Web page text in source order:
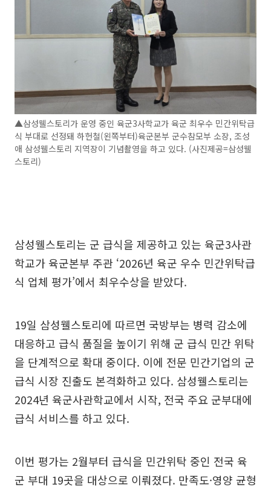
▲삼성웰스토리가 운영 중인 육군3사학교가 육군 최우수 민간위탁급
식 부대로 선정돼 하헌철(왼쪽부터)육군본부 군수참모부 소장, 조성
애 삼성웰스토리 지역장이 기념촬영을 하고 있다. (사진제공=삼성웰
스토리)
삼성웰스토리는 군 급식을 제공하고 있는 육군3사관
학교가 육군본부 주관 ‘2026년 육군 우수 민간위탁급
식 업체 평가’에서 최우수상을 받았다.
19일 삼성웰스토리에 따르면 국방부는 병력 감소에
대응하고 급식 품질을 높이기 위해 군 급식 민간 위탁
을 단계적으로 확대 중이다. 이에 전문 민간기업의 군
급식 시장 진출도 본격화하고 있다. 삼성웰스토리는
2024년 육군사관학교에서 시작, 전국 주요 군부대에
급식 서비스를 하고 있다.
이번 평가는 2월부터 급식을 민간위탁 중인 전국 육
군 부대 19곳을 대상으로 이뤄졌다. 만족도·영양 균형